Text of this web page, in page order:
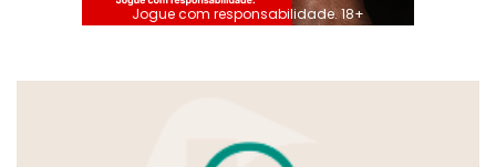
Jogue com responsabilidade. 18+